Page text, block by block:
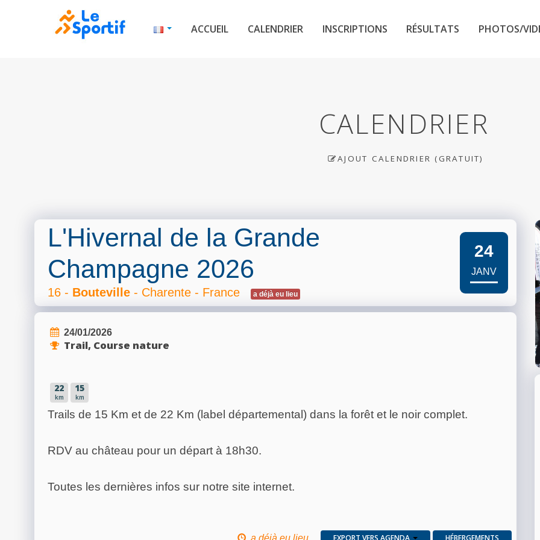
ACCUEIL CALENDRIER INSCRIPTIONS RÉSULTATS PHOTOS/
CALENDRIER
AJOUT CALENDRIER (GRATUIT)
L'Hivernal de la Grande
Champagne 2026
16 - Bouteville - Charente - France a déjà eu lieu
24
JANV
24/01/2026
Trail, Course nature
22
km
15
km
Trails de 15 Km et de 22 Km (label départemental) dans la forêt et le noir complet.
RDV au château pour un départ à 18h30.
Toutes les dernières infos sur notre site internet.
a déjà eu lieu